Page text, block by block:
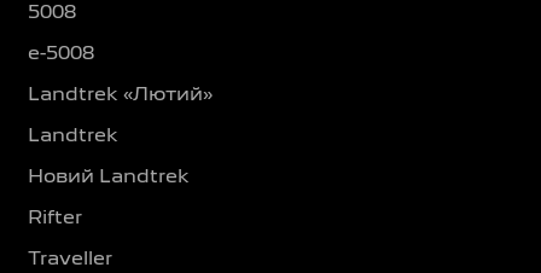
5008
e-5008
Landtrek «Лютий»
Landtrek
Новий Landtrek
Rifter
Traveller